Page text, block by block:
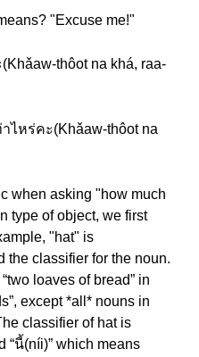
"Excuse me!"
thôot na khá, raa-
ไหร่คะ(Khǎaw-thôot na
when asking "how much
type of object, we first
"hat" is
the classifier for the noun.
loaves of bread” in
except *all* nouns in
classifier of hat is
“นี้(níi)” which means